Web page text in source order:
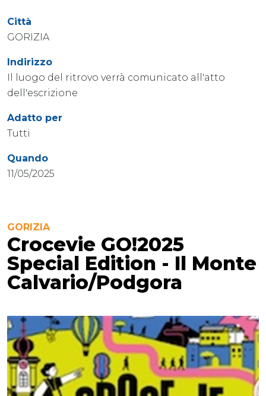
Città
GORIZIA
Indirizzo
Il luogo del ritrovo verrà comunicato all'atto
dell'escrizione
Adatto per
Tutti
Quando
11/05/2025
GORIZIA
Crocevie GO!2025
Special Edition - Il Monte
Calvario/Podgora